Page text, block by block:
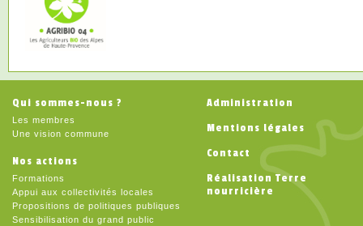
Qui sommes-nous ?
Les membres
Une vision commune
Nos actions
Formations
Appui aux collectivités locales
Propositions de politiques publiques
Sensibilisation du grand public
Administration
Mentions légales
Contact
Réalisation Terre
nourricière